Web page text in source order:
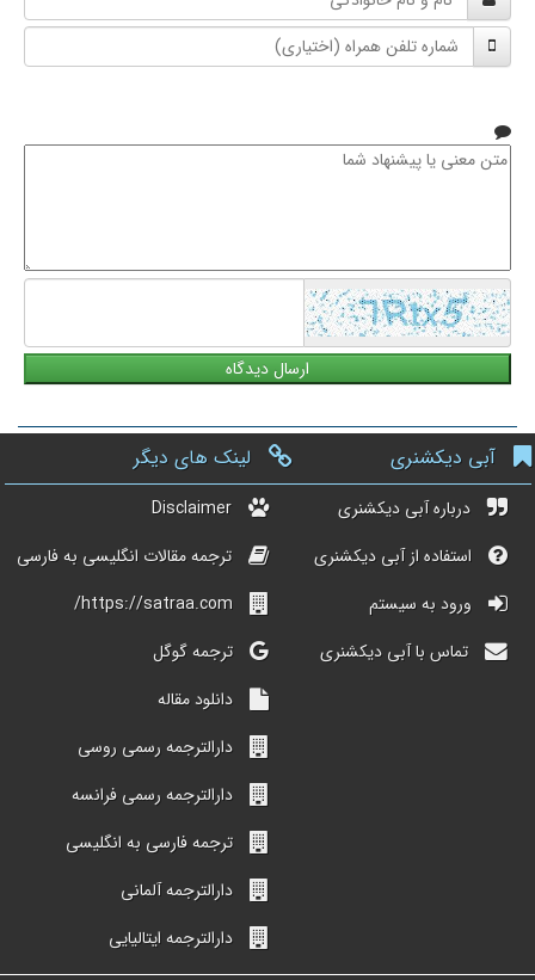
و
نام
خانوادگی
شماره
تلفن
متن
آبی دیکشنری
درباره آبی دیکشنری
استفاده از آبی دیکشنری
ورود به سیستم
تماس با آبی دیکشنری
لینک های دیگر
Disclaimer
ترجمه مقالات انگلیسی به فارسی
https://satraa.com/
ترجمه گوگل
دانلود مقاله
دارالترجمه رسمی روسی
دارالترجمه رسمی فرانسه
ترجمه فارسی به انگلیسی
دارالترجمه آلمانی
دارالترجمه ایتالیایی